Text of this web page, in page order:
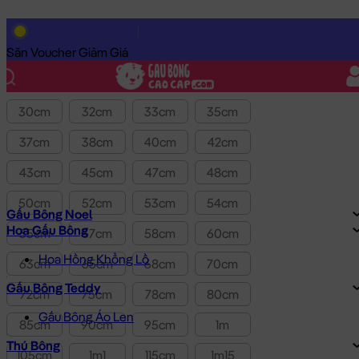
Săn Voucher Giảm Giá
Gấu Bông Noel
Hoa Gấu Bông
Hoa Hồng Khổng Lồ
Gấu Bông Teddy
Gấu Bông Áo Len
Thú Bông
Lọc theo Giá SP:
Giá
Kích thước
30cm 32cm 33cm
35cm
37cm
38cm 40cm
42cm
43cm
45cm 47cm
48cm
50cm
52cm 53cm
54cm
55cm
57cm 58cm
60cm
63cm
65cm 68cm
70cm
72cm
75cm 78cm
80cm
85cm
90cm 95cm
1m
105cm
1m1 115cm
1m15